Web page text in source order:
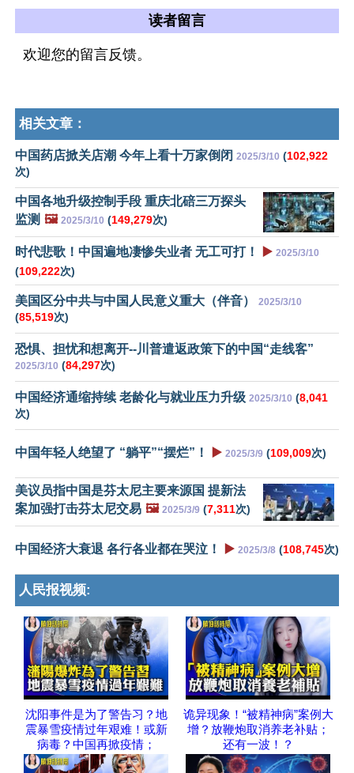
读者留言
欢迎您的留言反馈。
相关文章：
中国药店掀关店潮 今年上看十万家倒闭 2025/3/10 (102,922
次)
中国各地升级控制手段 重庆北碚三万探头
监测 🖼️ 2025/3/10 (149,279次)
时代悲歌！中国遍地凄惨失业者 无工可打！ ▶️ 2025/3/10
(109,222次)
美国区分中共与中国人民意义重大（伴音） 2025/3/10
(85,519次)
恐惧、担忧和想离开--川普遣返政策下的中国“走线客”
2025/3/10 (84,297次)
中国经济通缩持续 老龄化与就业压力升级 2025/3/10 (8,041
次)
中国年轻人绝望了 “躺平”“摆烂”！ ▶️ 2025/3/9 (109,009次)
美议员指中国是芬太尼主要来源国 提新法
案加强打击芬太尼交易 🖼️ 2025/3/9 (7,311次)
中国经济大衰退 各行各业都在哭泣！ ▶️ 2025/3/8 (108,745次)
人民报视频:
沈阳事件是为了警告习？地
震暴雪疫情过年艰难！或新
病毒？中国再掀疫情；
诡异现象！“被精神病”案例大
增？放鞭炮取消养老补贴；
还有一波！？